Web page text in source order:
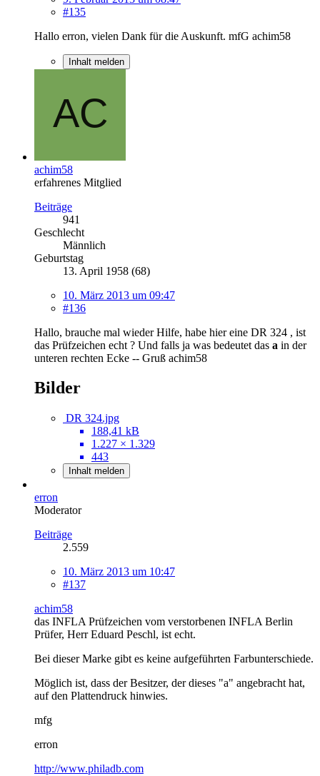
#135
Hallo erron, vielen Dank für die Auskunft. mfG achim58
Inhalt melden
achim58
erfahrenes Mitglied
Beiträge
941
Geschlecht
Männlich
Geburtstag
13. April 1958 (68)
10. März 2013 um 09:47
#136
Hallo, brauche mal wieder Hilfe, habe hier eine DR 324 , ist
das Prüfzeichen echt ? Und falls ja was bedeutet das a in der
unteren rechten Ecke -- Gruß achim58
Bilder
DR 324.jpg
188,41 kB
1.227 × 1.329
443
Inhalt melden
erron
Moderator
Beiträge
2.559
10. März 2013 um 10:47
#137
achim58
das INFLA Prüfzeichen vom verstorbenen INFLA Berlin
Prüfer, Herr Eduard Peschl, ist echt.
Bei dieser Marke gibt es keine aufgeführten Farbunterschiede.
Möglich ist, dass der Besitzer, der dieses "a" angebracht hat,
auf den Plattendruck hinwies.
mfg
erron
http://www.philadb.com